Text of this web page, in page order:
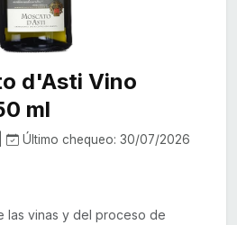
d'Asti Vino
ml
Último chequeo: 30/07/2026
las vinas y del proceso de